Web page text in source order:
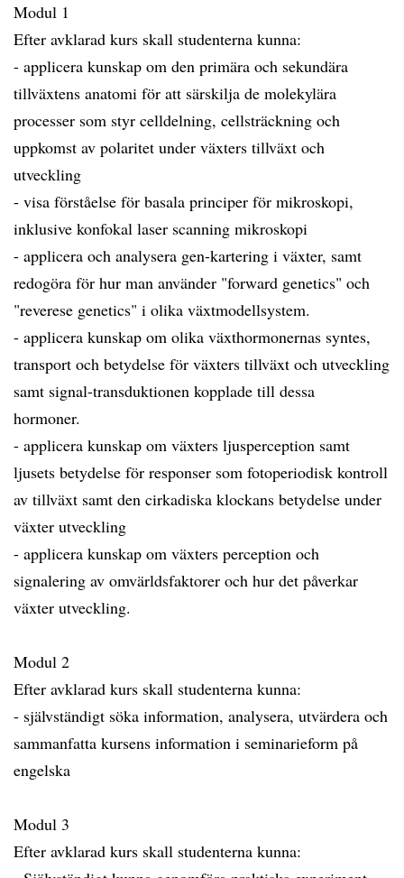
Modul 1
Efter avklarad kurs skall studenterna kunna:
- applicera kunskap om den primära och sekundära
tillväxtens anatomi för att särskilja de molekylära
processer som styr celldelning, cellsträckning och
uppkomst av polaritet under växters tillväxt och
utveckling
- visa förståelse för basala principer för mikroskopi,
inklusive konfokal laser scanning mikroskopi
- applicera och analysera gen-kartering i växter, samt
redogöra för hur man använder "forward genetics" och
"reverese genetics" i olika växtmodellsystem.
- applicera kunskap om olika växthormonernas syntes,
transport och betydelse för växters tillväxt och utveckling
samt signal-transduktionen kopplade till dessa
hormoner.
- applicera kunskap om växters ljusperception samt
ljusets betydelse för responser som fotoperiodisk kontroll
av tillväxt samt den cirkadiska klockans betydelse under
växter utveckling
- applicera kunskap om växters perception och
signalering av omvärldsfaktorer och hur det påverkar
växter utveckling.
Modul 2
Efter avklarad kurs skall studenterna kunna:
- självständigt söka information, analysera, utvärdera och
sammanfatta kursens information i seminarieform på
engelska
Modul 3
Efter avklarad kurs skall studenterna kunna: